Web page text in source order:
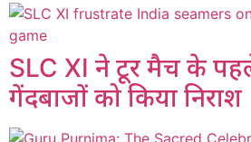
SLC XI ने टूर मैच के
गेंदबाजों को किया निराश